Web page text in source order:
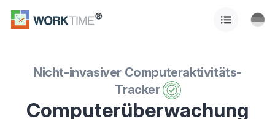
Nicht-invasiver Computeraktivitäts-
Tracker
Computerüberwachung